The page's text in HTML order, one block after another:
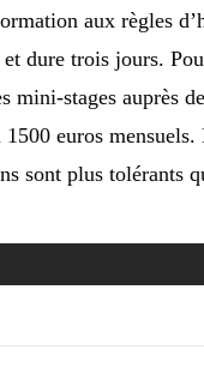
aux règles
dure trois jours.
mini-stages auprès
euros
sont plus tolérants